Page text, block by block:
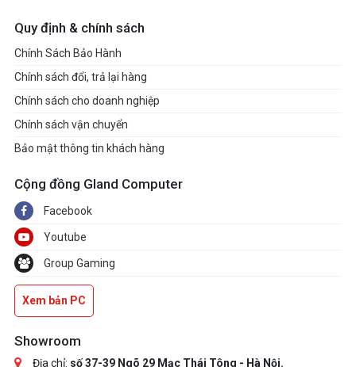
Quy định & chính sách
Chính Sách Bảo Hành
Chính sách đổi, trả lại hàng
Chính sách cho doanh nghiệp
Chính sách vận chuyển
Bảo mật thông tin khách hàng
Cộng đồng Gland Computer
Facebook
Youtube
Group Gaming
Xem bản PC
Showroom
Địa chỉ: số 37-39 Ngõ 29 Mạc Thái Tông - Hà Nội.